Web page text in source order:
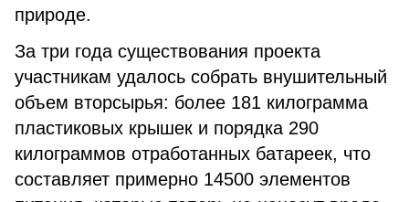
природе.
За три года существования проекта
участникам удалось собрать внушительный
объем вторсырья: более 181 килограмма
пластиковых крышек и порядка 290
килограммов отработанных батареек, что
составляет примерно 14500 элементов